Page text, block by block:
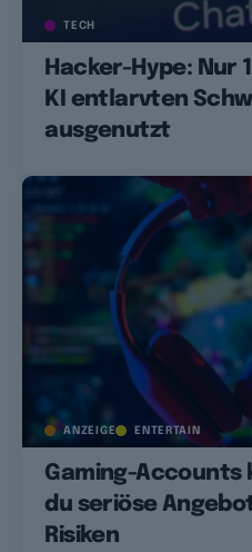
TECH
Hacker-Hype: Nur
KI entlarvten
ausgenutzt
ANZEIGE ENTERTAIN
Gaming-Accounts
du seriöse
Risiken